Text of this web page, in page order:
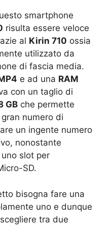
smartphone
risulta essere veloce
al Kirin 710 ossia
utilizzato da
di fascia media.
e ad una RAM
con un taglio di
GB che permette
numero di
un ingente numero
nonostante
slot per
SD.
bisogna fare una
uno e dunque
tra due